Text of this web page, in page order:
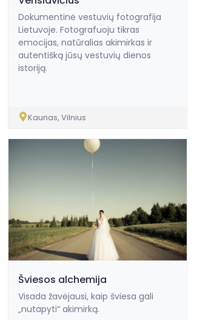
Dokumentinė vestuvių fotografija
Lietuvoje. Fotografuoju tikras
emocijas, natūralias akimirkas ir
autentišką jūsų vestuvių dienos
istoriją.
Kaunas, Vilnius
Šviesos alchemija
Visada žavėjausi, kaip šviesa gali
„nutapyti“ akimirką.